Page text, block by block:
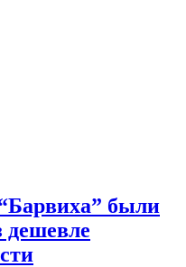
были
дешевле